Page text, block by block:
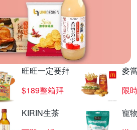
旺旺一定要拜
$189整箱拜
麥
限
KIRIN生茶
寵